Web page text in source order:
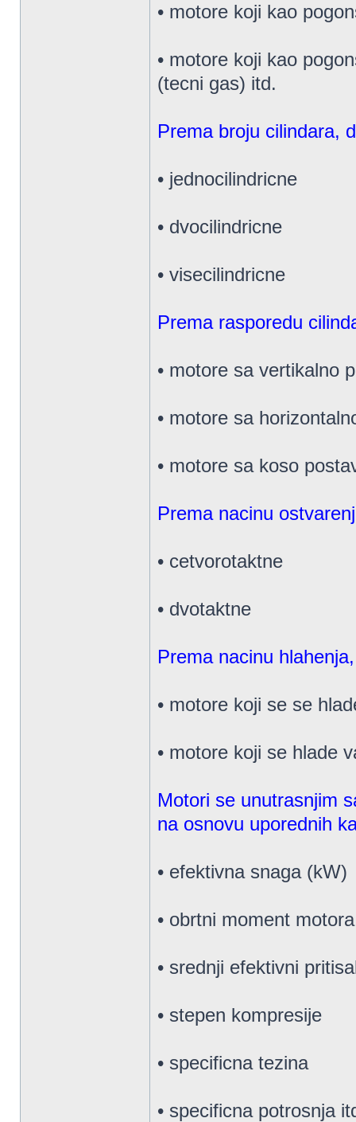
• motore koji kao
• motore koji kao
(tecni gas) itd.
Prema broju cilindara,
• jednocilindricne
• dvocilindricne
• visecilindricne
Prema rasporedu
• motore sa vertikalno
• motore sa
• motore sa koso
Prema nacinu
• cetvorotaktne
• dvotaktne
Prema nacinu
• motore koji se se
• motore koji se hlade
Motori se unutrasnjim
na osnovu uporednih
• efektivna snaga (kW)
• obrtni moment
• srednji efektivni
• stepen kompresije
• specificna tezina
• specificna potrosnja